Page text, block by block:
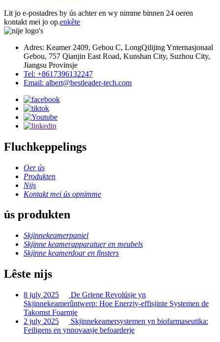
Lit jo e-postadres by ús achter en wy nimme binnen 24 oeren
kontakt mei jo op.enkête
Adres: Keamer 2409, Gebou C, LongQilijing Ynternasjonaal
Gebou, 757 Qianjin East Road, Kunshan City, Suzhou City,
Jiangsu Provinsje
Tel: +8617396132247
Email: albert@bestleader-tech.com
Fluchkeppelings
Oer ús
Produkten
Nijs
Kontakt mei ús opnimme
ús produkten
Skjinnekeamerpaniel
Skjinne keamerapparatuer en meubels
Skjinne keamerdoar en finsters
Lêste nijs
8 july 2025
De Griene Revolúsje yn
Skjinnekeamerûntwerp: Hoe Enerzjy-effisjinte Systemen de
Takomst Foarmje
2 july 2025
Skjinnekeamersystemen yn biofarmaseutika:
Feiligens en ynnovaasje befoarderje